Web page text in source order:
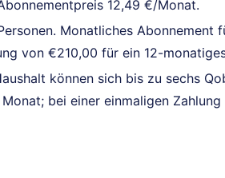
12,49 €/Monat.
Monatliches Abonnement
von €210,00 für ein 12-
können sich bis zu sechs
bei einer einmaligen